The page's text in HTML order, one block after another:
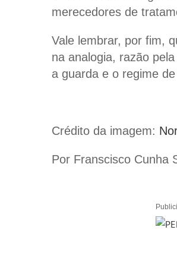
merecedores de
Vale lembrar, por fim,
na analogia, razão
a guarda e o regime
Crédito da imagem:
Por Franscisco Cunha